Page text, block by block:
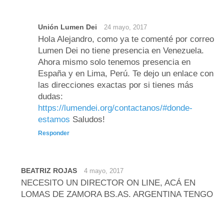
Unión Lumen Dei 24 mayo, 2017
Hola Alejandro, como ya te comenté por correo
Lumen Dei no tiene presencia en Venezuela.
Ahora mismo solo tenemos presencia en
España y en Lima, Perú. Te dejo un enlace con
las direcciones exactas por si tienes más
dudas:
https://lumendei.org/contactanos/#donde-
estamos Saludos!
Responder
BEATRIZ ROJAS 4 mayo, 2017
NECESITO UN DIRECTOR ON LINE, ACÁ EN
LOMAS DE ZAMORA BS.AS. ARGENTINA TENGO